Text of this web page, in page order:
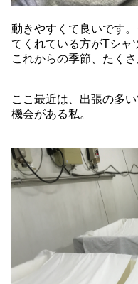
動きやすくて良いです
てくれている方がTシャ
これからの季節、たく
ここ最近は、出張の多
機会がある私。